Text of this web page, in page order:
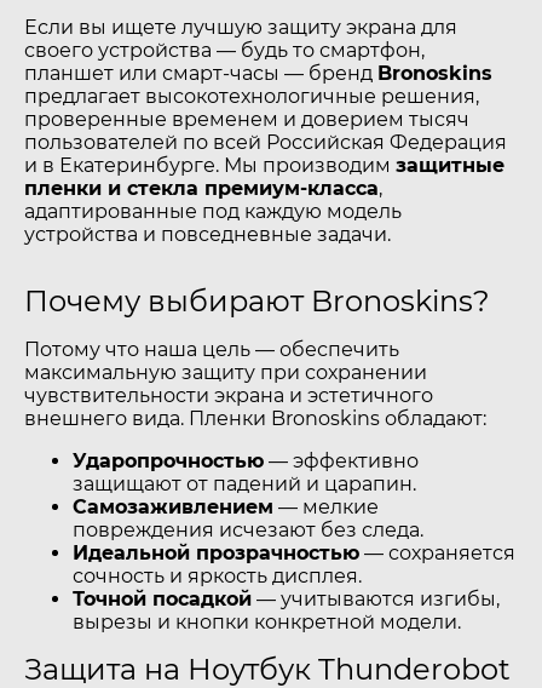
Если вы ищете лучшую защиту экрана для
своего устройства — будь то смартфон,
планшет или смарт-часы — бренд Bronoskins
предлагает высокотехнологичные решения,
проверенные временем и доверием тысяч
пользователей по всей Российская Федерация
и в Екатеринбурге. Мы производим защитные
пленки и стекла премиум-класса,
адаптированные под каждую модель
устройства и повседневные задачи.
Почему выбирают Bronoskins?
Потому что наша цель — обеспечить
максимальную защиту при сохранении
чувствительности экрана и эстетичного
внешнего вида. Пленки Bronoskins обладают:
Ударопрочностью — эффективно
защищают от падений и царапин.
Самозаживлением — мелкие
повреждения исчезают без следа.
Идеальной прозрачностью — сохраняется
сочность и яркость дисплея.
Точной посадкой — учитываются изгибы,
вырезы и кнопки конкретной модели.
Защита на Ноутбук Thunderobot